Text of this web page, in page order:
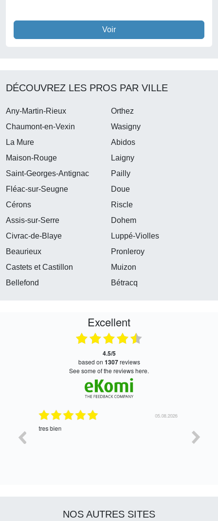
Voir
DÉCOUVREZ LES PROS PAR VILLE
Any-Martin-Rieux
Orthez
Chaumont-en-Vexin
Wasigny
La Mure
Abidos
Maison-Rouge
Laigny
Saint-Georges-Antignac
Pailly
Fléac-sur-Seugne
Doue
Cérons
Riscle
Assis-sur-Serre
Dohem
Civrac-de-Blaye
Luppé-Violles
Beaurieux
Pronleroy
Castets et Castillon
Muizon
Bellefond
Bétracq
Excellent
4.5/5
based on 1307reviews
see some of the reviews here.
05.08.2026
tres bien
NOS AUTRES SITES